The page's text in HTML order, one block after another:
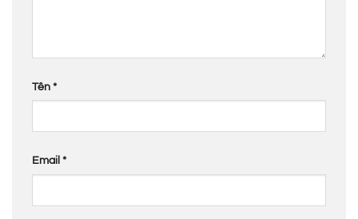
Tên *
Email *